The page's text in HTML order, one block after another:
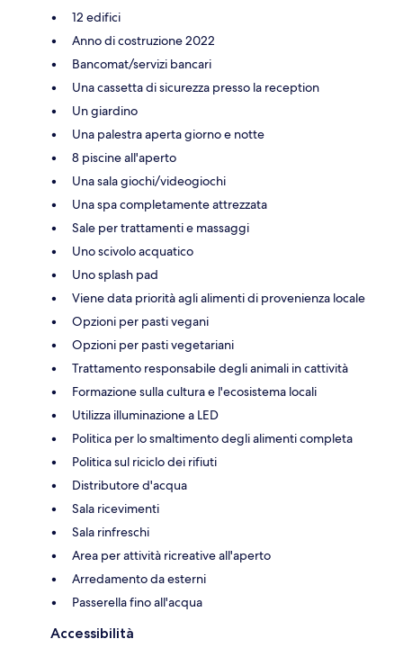
12 edifici
Anno di costruzione 2022
Bancomat/servizi bancari
Una cassetta di sicurezza presso la reception
Un giardino
Una palestra aperta giorno e notte
8 piscine all'aperto
Una sala giochi/videogiochi
Una spa completamente attrezzata
Sale per trattamenti e massaggi
Uno scivolo acquatico
Uno splash pad
Viene data priorità agli alimenti di provenienza locale
Opzioni per pasti vegani
Opzioni per pasti vegetariani
Trattamento responsabile degli animali in cattività
Formazione sulla cultura e l'ecosistema locali
Utilizza illuminazione a LED
Politica per lo smaltimento degli alimenti completa
Politica sul riciclo dei rifiuti
Distributore d'acqua
Sala ricevimenti
Sala rinfreschi
Area per attività ricreative all'aperto
Arredamento da esterni
Passerella fino all'acqua
Accessibilità